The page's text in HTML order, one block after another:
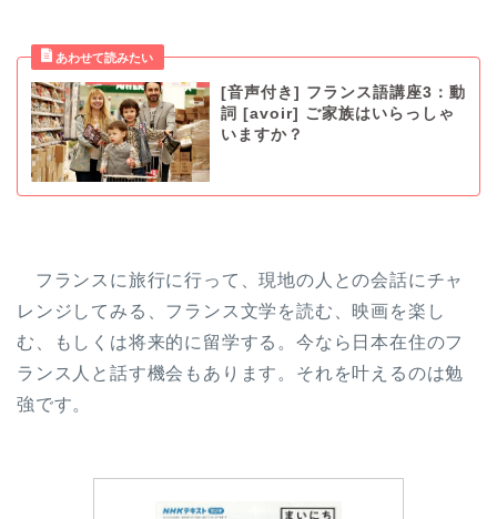
[音声付き] フランス語講座3：動
詞 [avoir] ご家族はいらっしゃ
いますか？
フランスに旅行に行って、現地の人との会話にチャ
レンジしてみる、フランス文学を読む、映画を楽し
む、もしくは将来的に留学する。今なら日本在住のフ
ランス人と話す機会もあります。それを叶えるのは勉
強です。